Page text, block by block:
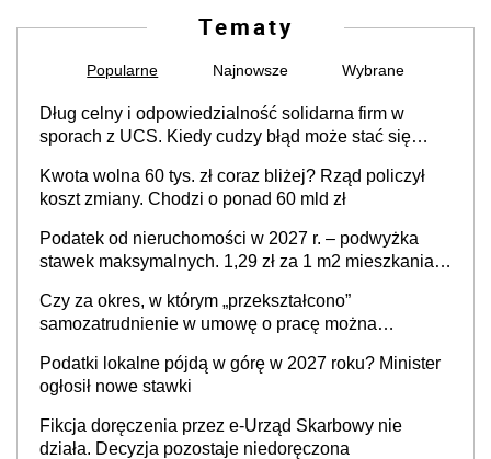
Tematy
Popularne Najnowsze Wybrane
Dług celny i odpowiedzialność solidarna firm w
sporach z UCS. Kiedy cudzy błąd może stać się
Kwota wolna 60 tys. zł coraz bliżej? Rząd policzył
koszt zmiany. Chodzi o ponad 60 mld zł
Podatek od nieruchomości w 2027 r. – podwyżka
stawek maksymalnych. 1,29 zł za 1 m2 mieszkania,
prowadzeniem działalności gospodarczej
Czy za okres, w którym „przekształcono”
samozatrudnienie w umowę o pracę można
cywilnoprawnej jedynym racjonalnym wyjściem
Podatki lokalne pójdą w górę w 2027 roku? Minister
ogłosił nowe stawki
Fikcja doręczenia przez e-Urząd Skarbowy nie
działa. Decyzja pozostaje niedoręczona